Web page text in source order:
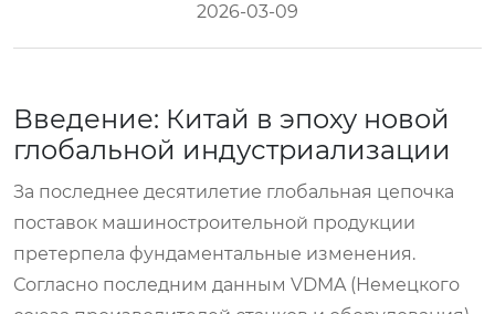
2026-03-09
Введение: Китай в эпоху новой
глобальной индустриализации
За последнее десятилетие глобальная цепочка
поставок машиностроительной продукции
претерпела фундаментальные изменения.
Согласно последним данным VDMA (Немецкого